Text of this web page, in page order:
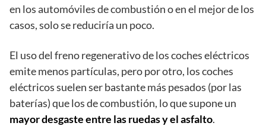
en los automóviles de combustión o en el mejor de los
casos, solo se reduciría un poco.
El uso del freno regenerativo de los coches eléctricos
emite menos partículas, pero por otro, los coches
eléctricos suelen ser bastante más pesados (por las
baterías) que los de combustión, lo que supone un
mayor desgaste entre las ruedas y el asfalto.